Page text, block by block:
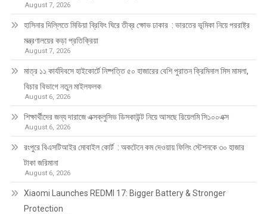
August 7, 2026
হাসিনার দিল্লিতে মিডিয়া ব্রিফিং ঘিরে তীব্র ক্ষোভ ঢাকার : ভারতের ভূমিকা নিয়ে পররাষ্ট্র
মন্ত্রণালয়ের কড়া প্রতিক্রিয়া
August 7, 2026
মাত্র ১১ কার্যদিবসে হাইকোর্টে নিষ্পত্তি ৫০ হাজারের বেশি পুরাতন ক্রিমিনাল মিস মামলা,
বিচার বিভাগে নতুন মাইলফলক
August 6, 2026
শিক্ষার্থীদের জন্য দারাজে এক্সক্লুসিভ ডিসকাউন্ট নিয়ে আসছে রিয়েলমি সি১০০এক্স
August 6, 2026
রংপুরে বিএসটিআইর মোবাইল কোর্ট : অকটেনে কম দেওয়ায় ফিলিং স্টেশনকে ৩০ হাজার
টাকা জরিমানা
August 6, 2026
Xiaomi Launches REDMI 17: Bigger Battery & Stronger
Protection